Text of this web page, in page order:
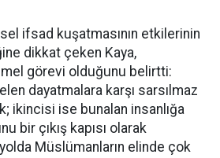
ifsad kuşatmasının etkilerinin
dikkat çeken Kaya,
görevi olduğunu belirtti:
dayatmalara karşı sarsılmaz
ikincisi ise bunalan insanlığa
bir çıkış kapısı olarak
Müslümanların elinde çok